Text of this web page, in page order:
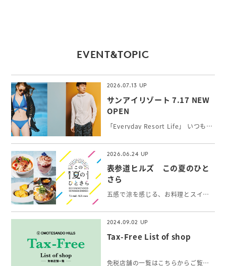
EVENT&TOPIC
2026.07.13
サンアイリゾート 7.17 NEW
OPEN
「Everyday Resort Life」 いつもワクワク感を感じたい！新しい自分に出会いたい！そんな女性の願いを叶えるトータルリゾートウェアを提案。 シルエットと機能性にこだわったトレンドの最新水着やインポート水着、長時間の外遊びに最高ランクUPF50+機能付水陸両用アクティブウェア、カップルでのご旅行にペアコーデもできるメンズ水着をお取り扱いしています。
2026.06.24
表参道ヒルズ この夏のひと
さら
五感で涼を感じる、お料理とスイーツ＆ドリンク。表参道で出会う、夏の「ひとさら」をお楽しみください。
2024.09.02
Tax-Free List of shop
免税店舗の一覧はこちらからご覧いただけます。